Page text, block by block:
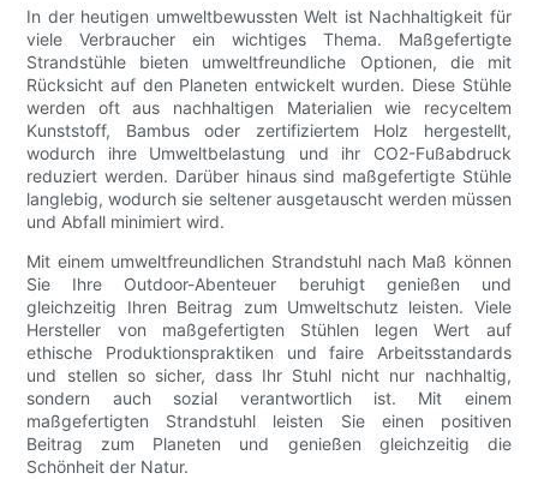
In der heutigen umweltbewussten Welt ist Nachhaltigkeit für
viele Verbraucher ein wichtiges Thema. Maßgefertigte
Strandstühle bieten umweltfreundliche Optionen, die mit
Rücksicht auf den Planeten entwickelt wurden. Diese Stühle
werden oft aus nachhaltigen Materialien wie recyceltem
Kunststoff, Bambus oder zertifiziertem Holz hergestellt,
wodurch ihre Umweltbelastung und ihr CO2-Fußabdruck
reduziert werden. Darüber hinaus sind maßgefertigte Stühle
langlebig, wodurch sie seltener ausgetauscht werden müssen
und Abfall minimiert wird.
Mit einem umweltfreundlichen Strandstuhl nach Maß können
Sie Ihre Outdoor-Abenteuer beruhigt genießen und
gleichzeitig Ihren Beitrag zum Umweltschutz leisten. Viele
Hersteller von maßgefertigten Stühlen legen Wert auf
ethische Produktionspraktiken und faire Arbeitsstandards
und stellen so sicher, dass Ihr Stuhl nicht nur nachhaltig,
sondern auch sozial verantwortlich ist. Mit einem
maßgefertigten Strandstuhl leisten Sie einen positiven
Beitrag zum Planeten und genießen gleichzeitig die
Schönheit der Natur.